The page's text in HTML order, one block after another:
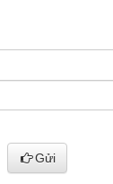
Gửi